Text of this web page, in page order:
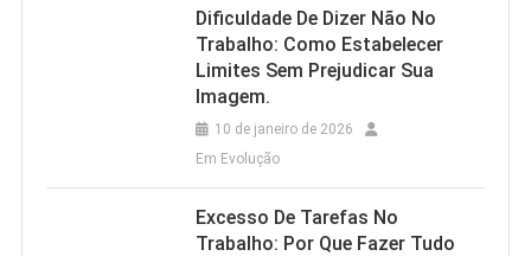
Dificuldade De Dizer Não No
Trabalho: Como Estabelecer
Limites Sem Prejudicar Sua
Imagem.
10 de janeiro de 2026
Em Evolução
Excesso De Tarefas No
Trabalho: Por Que Fazer Tudo